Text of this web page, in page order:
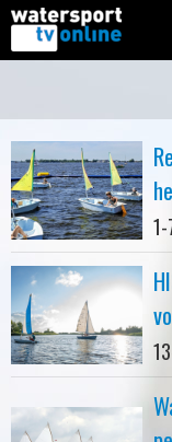
Motorboot-
Home